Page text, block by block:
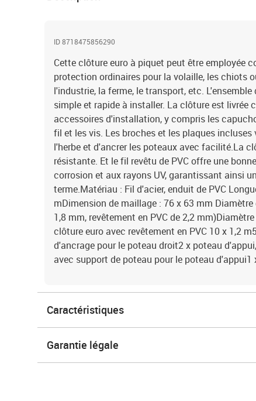
ID 8718475856290
Cette clôture euro à piquet peut être employée
protection ordinaires pour la volaille, les chiots
l'industrie, la ferme, le transport, etc.
simple et rapide à installer. La clôture est livrée
accessoires d'installation, y compris les
fil et les vis. Les broches et les plaques
l'herbe et d'ancrer les poteaux avec facilité.La
résistante. Et le fil revêtu de PVC offre une
corrosion et aux rayons UV, garantissant ainsi
terme.Matériau : Fil d'acier, enduit de PVC
mDimension de maillage : 76 x 63 mm
1,8 mm, revêtement en PVC de 2,2
clôture euro avec revêtement en PVC 10 x 1,2
d'ancrage pour le poteau droit2 x poteau
avec support de poteau pour le poteau d'appui1
Caractéristiques
Garantie légale